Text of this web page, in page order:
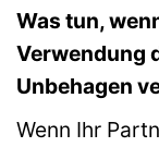
Was tun,
Verwendung
Unbehagen
Wenn Ihr